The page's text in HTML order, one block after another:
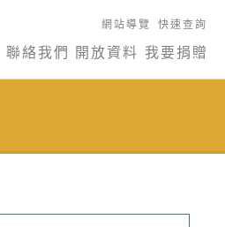
網站導覽 快速查詢
聯絡我們 開放資料 我要捐贈